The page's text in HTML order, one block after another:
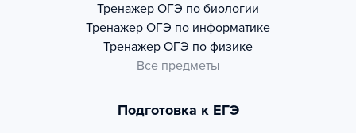
Тренажер ОГЭ по биологии
Тренажер ОГЭ по информатике
Тренажер ОГЭ по физике
Все предметы
Подготовка к ЕГЭ